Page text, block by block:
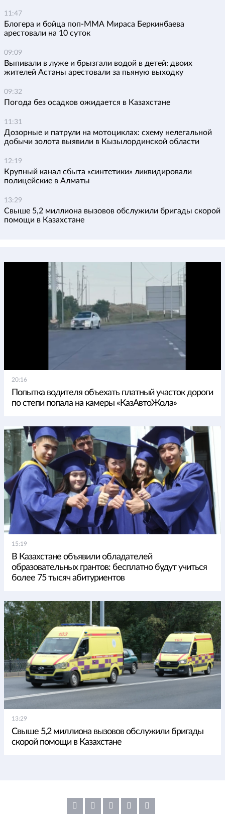
11:47
Блогера и бойца поп-ММА Мираса Беркинбаева
арестовали на 10 суток
09:09
Выпивали в луже и брызгали водой в детей: двоих
жителей Астаны арестовали за пьяную выходку
09:32
Погода без осадков ожидается в Казахстане
11:31
Дозорные и патрули на мотоциклах: схему нелегальной
добычи золота выявили в Кызылординской области
12:19
Крупный канал сбыта «синтетики» ликвидировали
полицейские в Алматы
13:29
Свыше 5,2 миллиона вызовов обслужили бригады скорой
помощи в Казахстане
20:16
Попытка водителя объехать платный участок дороги
по степи попала на камеры «КазАвтоЖола»
15:19
В Казахстане объявили обладателей
образовательных грантов: бесплатно будут учиться
более 75 тысяч абитуриентов
13:29
Свыше 5,2 миллиона вызовов обслужили бригады
скорой помощи в Казахстане